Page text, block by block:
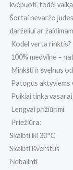
kvėpuoti, todėl
Šortai nevaržo
darželiui ar
Kodėl verta rinktis?
100% medvilnė –
Minkšti ir švelnūs
Patogūs aktyviems
Puikiai tinka vasarai
Lengvai prižiūrimi
Priežiūra:
Skalbti iki 30°C
Skalbti išverstus
Nebalinti